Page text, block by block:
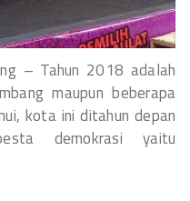
– Tahun 2018 adalah
maupun beberapa
kota ini ditahun depan
demokrasi yaitu